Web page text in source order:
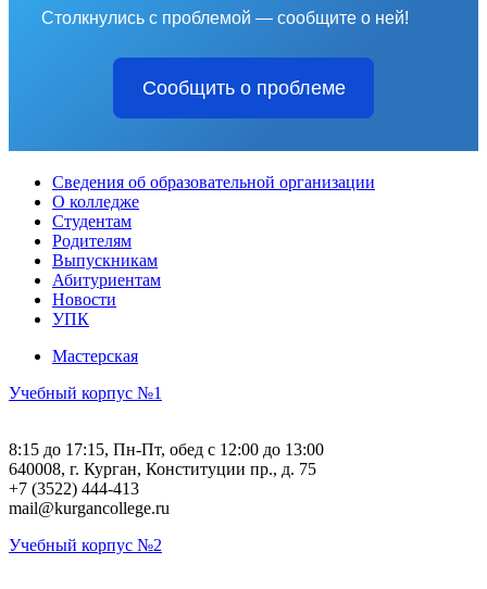
Столкнулись с проблемой — сообщите о ней!
Сообщить о проблеме
Сведения об образовательной организации
О колледже
Студентам
Родителям
Выпускникам
Абитуриентам
Новости
УПК
Мастерская
Учебный корпус №1
8:15 до 17:15, Пн-Пт, обед с 12:00 до 13:00
640008, г. Курган, Конституции пр., д. 75
+7 (3522) 444-413
mail@kurgancollege.ru
Учебный корпус №2